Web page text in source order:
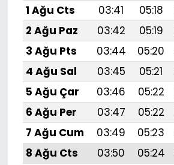
1 Ağu Cts
03:41 05:18
2 Ağu Paz
03:42 05:19
3 Ağu Pts
03:44 05:20
4 Ağu Sal
03:45 05:21
5 Ağu Çar
03:46 05:22
6 Ağu Per
03:47 05:22
7 Ağu Cum
03:49 05:23
8 Ağu Cts
03:50 05:24